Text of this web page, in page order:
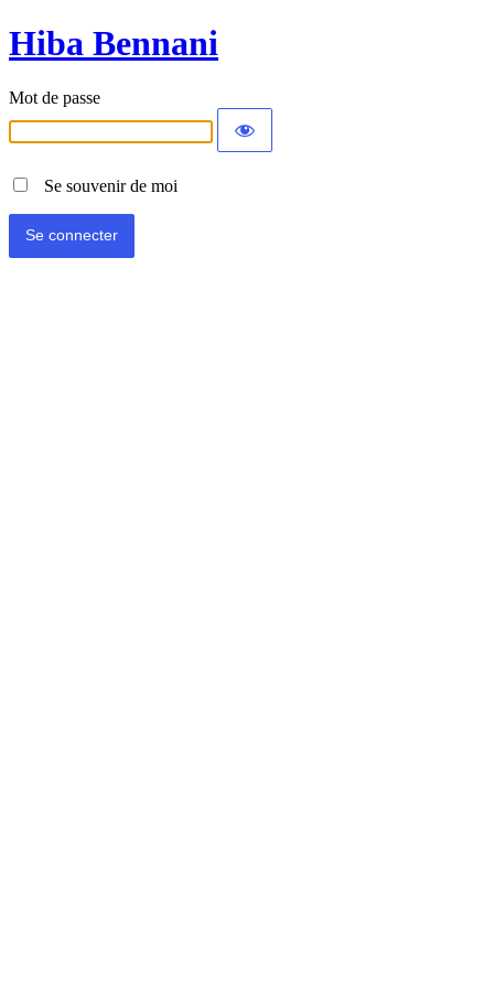
Hiba Bennani
Mot de passe
Se souvenir de moi